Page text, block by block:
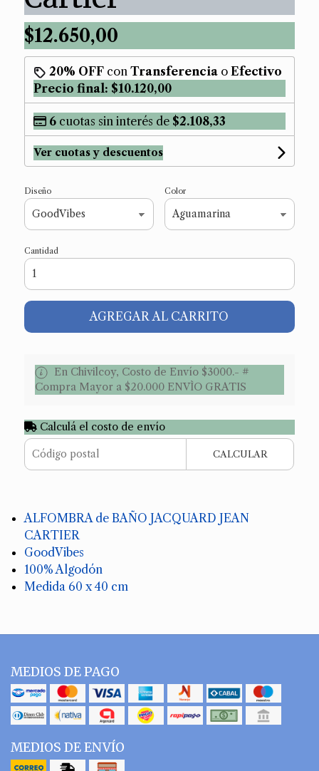
$12.650,00
20% OFFcon Transferenciao Efectivo
Precio final: $10.120,00
6cuotas sin interés de $2.108,33
Ver cuotas y descuentos
Diseño Color
Cantidad
AGREGAR AL CARRITO
En Chivilcoy, Costo de Envío $3000.- #
Compra Mayor a $20.000 ENVÌO GRATIS
Calculá el costo de envío
CALCULAR
ALFOMBRA de BAÑO JACQUARD JEAN
CARTIER
GoodVibes
100% Algodón
Medida 60 x 40 cm
MEDIOS DE PAGO
MEDIOS DE ENVÍO